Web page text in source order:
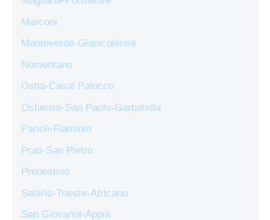
Marconi
Monteverde-Gianicolense
Nomentano
Ostia-Casal Palocco
Ostiense-San Paolo-Garbatella
Parioli-Flaminio
Prati-San Pietro
Prenestino
Salario-Trieste-Africano
San Giovanni-Appia